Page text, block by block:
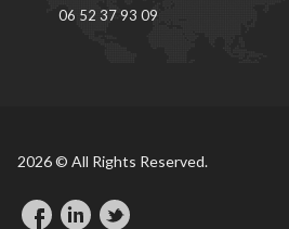
06 52 37 93 09
2026 © All Rights Reserved.